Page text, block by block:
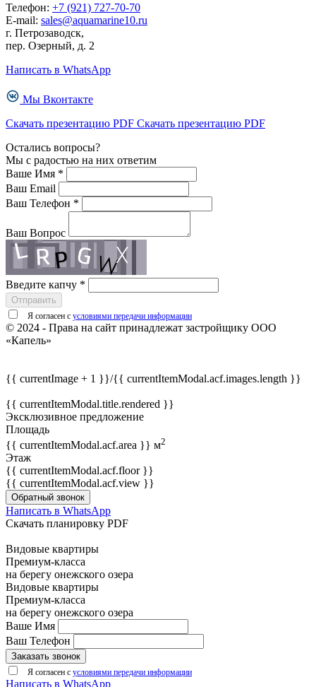
Телефон: +7 (921) 727-70-70
E-mail: sales@aquamarine10.ru
г. Петрозаводск,
пер. Озерный, д. 2
Написать в WhatsApp
Мы Вконтакте
Скачать презентацию PDF Скачать презентацию PDF
Остались вопросы?
Мы с радостью на них ответим
Ваше Имя *
Ваш Email
Ваш Телефон *
Ваш Вопрос
Введите капчу *
Отправить
Я согласен с условиями передачи информации
© 2024 - Права на сайт принадлежат застройщику ООО
«Капель»
{{ currentImage + 1 }}/{{ currentItemModal.acf.images.length }}
{{ currentItemModal.title.rendered }}
Эксклюзивное предложение
Площадь
{{ currentItemModal.acf.area }} м2
Этаж
{{ currentItemModal.acf.floor }}
{{ currentItemModal.acf.view }}
Обратный звонок
Написать в WhatsApp
Скачать планировку PDF
Видовые квартиры
Премиум-класса
на берегу онежского озера
Видовые квартиры
Премиум-класса
на берегу онежского озера
Ваше Имя
Ваш Телефон
Заказать звонок
Я согласен с условиями передачи информации
Написать в WhatsApp